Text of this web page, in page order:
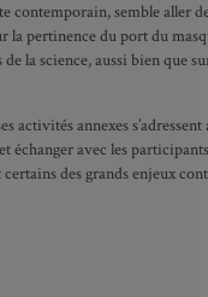
cinéma japonais
caméra
siècle
Tavernier
contemporain, semble aller
la pertinence du port du
la science, aussi bien que
activités annexes
échanger avec les
des grands enjeux